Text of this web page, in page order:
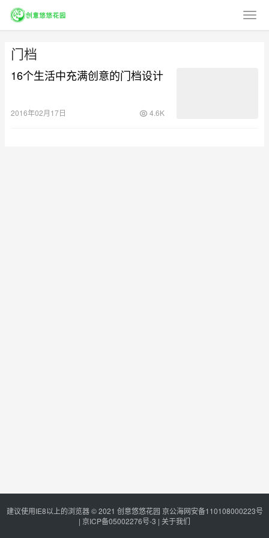
门档
16个生活中充满创意的门档设计
2016年02月17日 4.6K
建议使用IE8以上的浏览器 © 2021 创意悠悠花园 京公海网安备110108000223号
| 京ICP备05002276号-3 | 关于我们